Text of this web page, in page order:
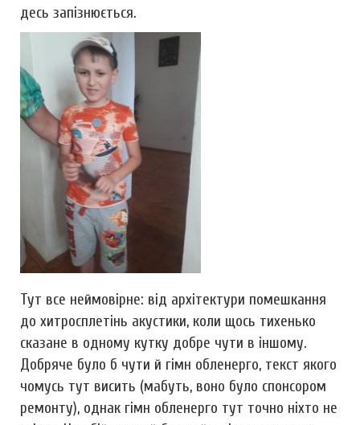
десь запізнюється.
Тут все неймовірне: від архітектури помешкання
до хитросплетінь акустики, коли щось тихенько
сказане в одному кутку добре чути в іншому.
Добряче було б чути й гімн обленерго, текст якого
чомусь тут висить (мабуть, воно було спонсором
ремонту), однак гімн обленерго тут точно ніхто не